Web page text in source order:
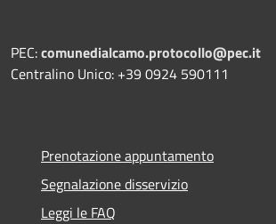
PEC:comunedialcamo.protocollo@pec.it
Centralino Unico: +39 0924 590111
Prenotazione appuntamento
Segnalazione disservizio
Leggi le FAQ